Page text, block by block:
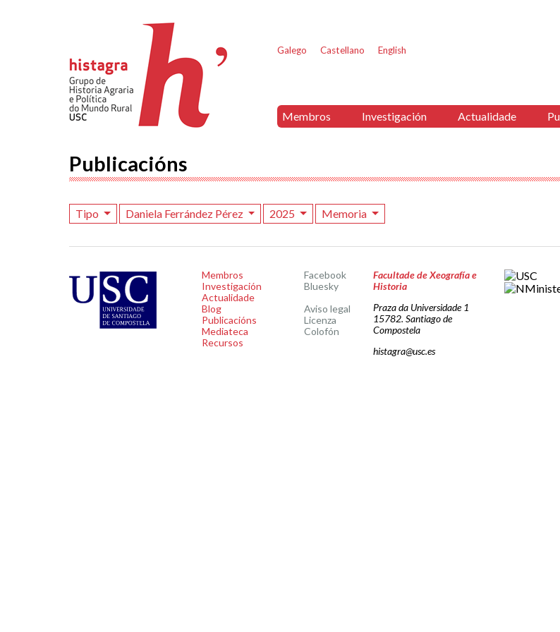
Galego Castellano English
Membros Investigación Actualidade
Publicacións
Tipo Daniela Ferrández Pérez 2025 Memoria
Membros
Investigación
Actualidade
Blog
Publicacións
Mediateca
Recursos
Facebook
Bluesky
Aviso legal
Licenza
Colofón
Facultade de Xeografía e
Historia
Praza da Universidade 1
15782. Santiago de
Compostela
histagra@usc.es